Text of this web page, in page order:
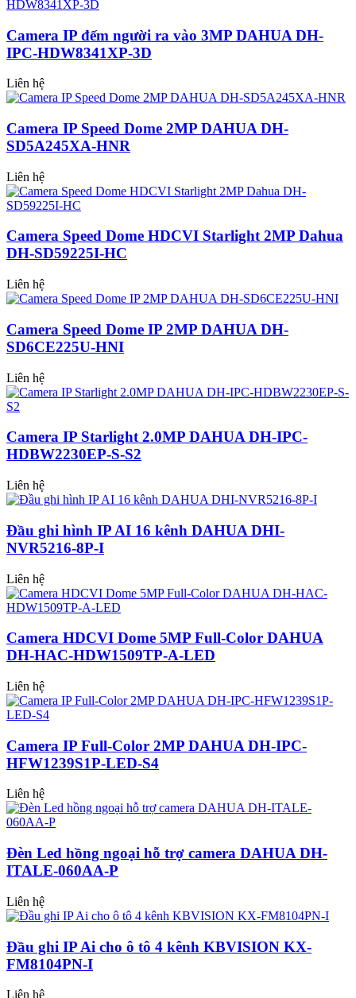
Camera IP đếm người ra vào 3MP DAHUA DH-
IPC-HDW8341XP-3D
Liên hệ
Camera IP Speed Dome 2MP DAHUA DH-
SD5A245XA-HNR
Liên hệ
Camera Speed Dome HDCVI Starlight 2MP Dahua
DH-SD59225I-HC
Liên hệ
Camera Speed Dome IP 2MP DAHUA DH-
SD6CE225U-HNI
Liên hệ
Camera IP Starlight 2.0MP DAHUA DH-IPC-
HDBW2230EP-S-S2
Liên hệ
Đầu ghi hình IP AI 16 kênh DAHUA DHI-
NVR5216-8P-I
Liên hệ
Camera HDCVI Dome 5MP Full-Color DAHUA
DH-HAC-HDW1509TP-A-LED
Liên hệ
Camera IP Full-Color 2MP DAHUA DH-IPC-
HFW1239S1P-LED-S4
Liên hệ
Đèn Led hồng ngoại hỗ trợ camera DAHUA DH-
ITALE-060AA-P
Liên hệ
Đầu ghi IP Ai cho ô tô 4 kênh KBVISION KX-
FM8104PN-I
Liên hệ